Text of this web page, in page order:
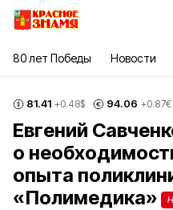
80 лет Победы Новости
81.41 +0.48$ 94.06 +0.87€
Евгений
о
опыта
«Полимедика»